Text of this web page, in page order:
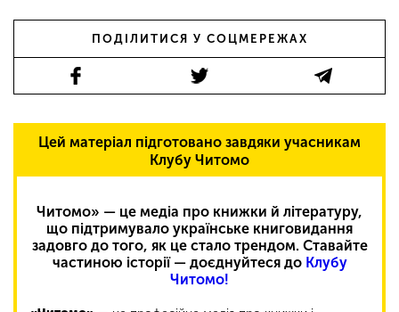
ПОДІЛИТИСЯ У СОЦМЕРЕЖАХ
Цей матеріал підготовано завдяки учасникам
Клубу Читомо
Читомо» — це медіа про книжки й літературу,
що підтримувало українське книговидання
задовго до того, як це стало трендом. Ставайте
частиною історії — доєднуйтеся до Клубу
Читомо!